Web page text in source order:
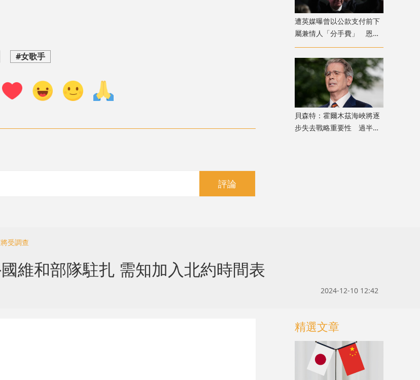
#女歌手
評論
遭英媒曝曾以公款支付前下
屬兼情人「分手費」 恩芬
天奴否認指控
貝森特：霍爾木茲海峽將逐
步失去戰略重要性 過半能
受調查
維和部隊駐扎 需知加入北約時間表
2024-12-10 12:42
精選文章